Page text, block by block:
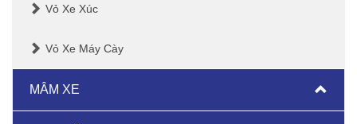
Vỏ Xe Xúc
Vỏ Xe Máy Cày
MÂM XE